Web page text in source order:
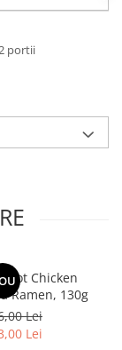
portii
Hot Chicken
Ramen, 130g
Lei
Lei